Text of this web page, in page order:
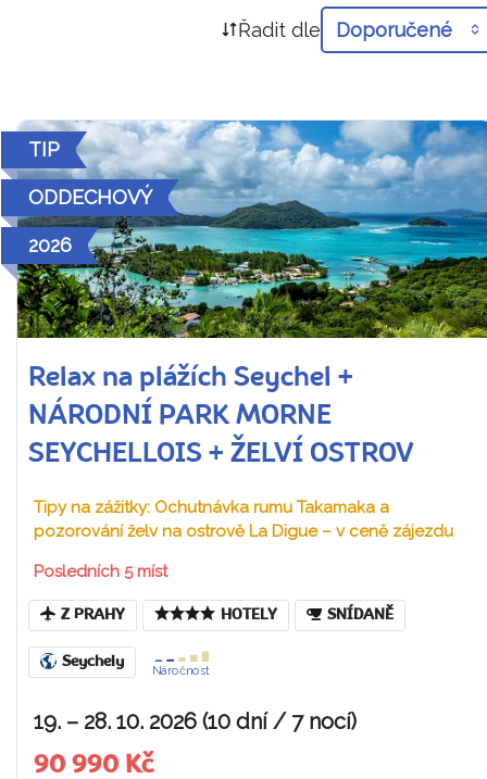
Řadit dle Doporučené
TIP
ODDECHOVÝ
2026
Relax na plážích Seychel +
NÁRODNÍ PARK MORNE
SEYCHELLOIS + ŽELVÍ OSTROV
Tipy na zážitky: Ochutnávka rumu Takamaka a
pozorování želv na ostrově La Digue – v ceně zájezdu
Posledních 5 míst
Z PRAHY HOTELY SNÍDANĚ
Seychely
Náročnost
19. – 28. 10. 2026 (10 dní / 7 nocí)
90 990 Kč